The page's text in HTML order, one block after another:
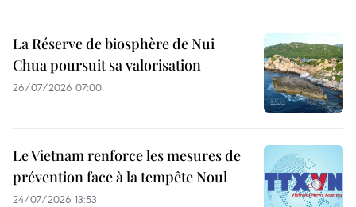
La Réserve de biosphère de Nui
Chua poursuit sa valorisation
26/07/2026 07:00
Le Vietnam renforce les mesures de
prévention face à la tempête Noul
24/07/2026 13:53